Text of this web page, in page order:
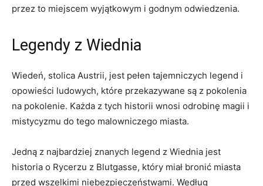
przez⁣ to miejscem wyjątkowym i godnym odwiedzenia.
Legendy z‍ Wiednia
Wiedeń, stolica Austrii, jest pełen tajemniczych legend⁤ i
opowieści ludowych, które‌ przekazywane są z pokolenia
na pokolenie. ⁢Każda z tych historii wnosi odrobinę magii i
mistycyzmu‍ do tego ‌malowniczego⁢ miasta.
Jedną z najbardziej znanych legend z Wiednia ⁣jest
historia o Rycerzu z Blutgasse, który miał bronić miasta
przed​ wszelkimi niebezpieczeństwami. Według